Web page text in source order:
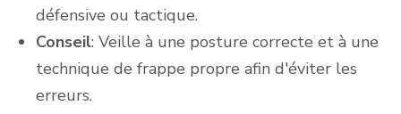
défensive ou tactique.
Conseil: Veille à une posture correcte et à une
technique de frappe propre afin d'éviter les
erreurs.